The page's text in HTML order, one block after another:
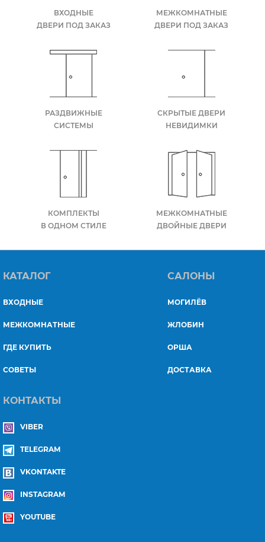
ВХОДНЫЕ
ДВЕРИ ПОД ЗАКАЗ
МЕЖКОМНАТНЫЕ
ДВЕРИ ПОД ЗАКАЗ
РАЗДВИЖНЫЕ
СИСТЕМЫ
СКРЫТЫЕ ДВЕРИ
НЕВИДИМКИ
КОМПЛЕКТЫ
В ОДНОМ СТИЛЕ
МЕЖКОМНАТНЫЕ
ДВОЙНЫЕ ДВЕРИ
КАТАЛОГ
ВХОДНЫЕ
МЕЖКОМНАТНЫЕ
ГДЕ КУПИТЬ
СОВЕТЫ
САЛОНЫ
МОГИЛЁВ
ЖЛОБИН
ОРША
ДОСТАВКА
КОНТАКТЫ
VIBER
TELEGRAM
VKONTAKTE
INSTAGRAM
YOUTUBE